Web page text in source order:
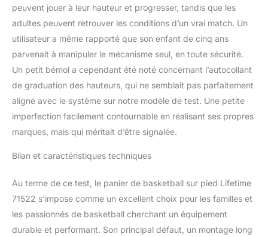
peuvent jouer à leur hauteur et progresser, tandis que les
adultes peuvent retrouver les conditions d’un vrai match. Un
utilisateur a même rapporté que son enfant de cinq ans
parvenait à manipuler le mécanisme seul, en toute sécurité.
Un petit bémol a cependant été noté concernant l’autocollant
de graduation des hauteurs, qui ne semblait pas parfaitement
aligné avec le système sur notre modèle de test. Une petite
imperfection facilement contournable en réalisant ses propres
marques, mais qui méritait d’être signalée.
Bilan et caractéristiques techniques
Au terme de ce test, le panier de basketball sur pied Lifetime
71522 s’impose comme un excellent choix pour les familles et
les passionnés de basketball cherchant un équipement
durable et performant. Son principal défaut, un montage long